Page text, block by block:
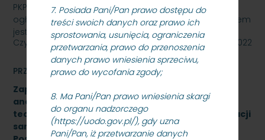
7. Posiada Pani/Pan prawo dostępu do
treści swoich danych oraz prawo ich
sprostowania, usunięcia, ograniczenia
przetwarzania, prawo do przenoszenia
danych prawo wniesienia sprzeciwu,
prawo do wycofania zgody;
8. Ma Pani/Pan prawo wniesienia skargi
do organu nadzorczego
(https://uodo.gov.pl/), gdy uzna
Pani/Pan, iż przetwarzanie danych
PKP SZYBKA KOLEJ MIEJSKA W TRÓJMIEŚCIE Sp. z o.o.
ogłasza przetarg nieograniczony, którego przedmiotem
jest „sukcesywna dostawa do siedziby odbiorcy…
Czytaj dalej
26 października 2022
PRZETARGI
Zapytanie ofertowe na wykonanie opracowania
analizy formalno-prawnej wraz z koncepcją
techniczną na rozbudowę i modernizację kanalizacji
sanitarnej obiektu A-13 na stacji Gdynia Cisowa